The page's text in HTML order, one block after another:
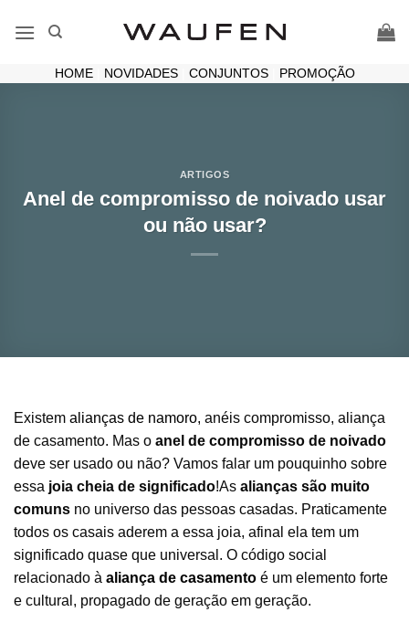
HOME| NOVIDADES| CONJUNTOS| PROMOÇÃO
ARTIGOS
Anel de compromisso de noivado usar
ou não usar?
Existem alianças de namoro, anéis compromisso, aliança
de casamento. Mas o anel de compromisso de noivado
deve ser usado ou não? Vamos falar um pouquinho sobre
essa joia cheia de significado!As alianças são muito
comuns no universo das pessoas casadas. Praticamente
todos os casais aderem a essa joia, afinal ela tem um
significado quase que universal. O código social
relacionado à aliança de casamento é um elemento forte
e cultural, propagado de geração em geração.